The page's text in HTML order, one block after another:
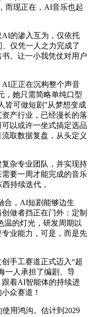
而现正在，AI音乐也起
的渗入互为，仅依托
仅凭一人之力完成了
。让一小我凭仗对用户
正正在沉构整个声音
，她只需简略单纯口型
皆可做短剧”从梦想变成
产行业，已经漫长的落
以或许一坐式搞定选品
取数据复盘，从头定义
杂专业团队，并实现持
要一周才能完成的音乐
持续迭代，
，AI短剧能够边生
做者挡正在门外：定制
温的灯光，研发周期以
业能力，可是，而是先
手工赛道正式迈入“超
一人承担了编剧、导
着AI智能体的持续进
众赛道！
用鸿沟。估计到2029